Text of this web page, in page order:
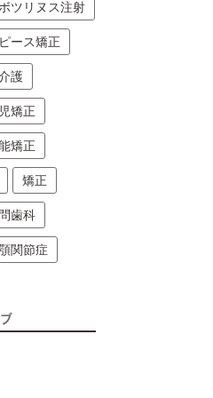
ツリヌス注射
ース矯正
護
矯正
矯正
矯正
歯科
関節症